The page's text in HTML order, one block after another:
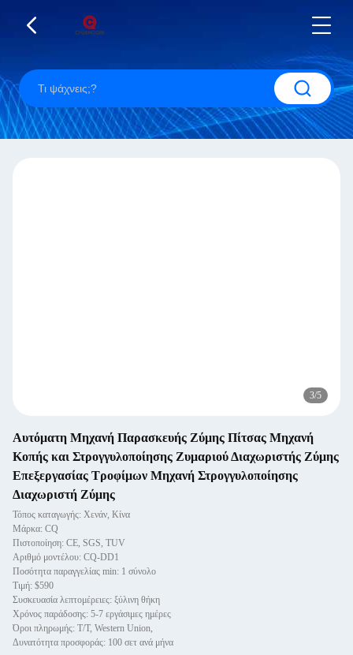
3/5
Αυτόματη Μηχανή Παρασκευής Ζύμης Πίτσας Μηχανή
Κοπής και Στρογγυλοποίησης Ζυμαριού Διαχωριστής Ζύμης
Επεξεργασίας Τροφίμων Μηχανή Στρογγυλοποίησης
Διαχωριστή Ζύμης
Τόπος καταγωγής: Χενάν, Κίνα
Μάρκα: CQ
Πιστοποίηση: CE, SGS, TUV
Αριθμό μοντέλου: CQ-DD1
Ποσότητα παραγγελίας min: 1 σύνολο
Τιμή: $590
Συσκευασία λεπτομέρειες: ξύλινη θήκη
Χρόνος παράδοσης: 5-7 εργάσιμες ημέρες
Όροι πληρωμής: T/T, Western Union,
Δυνατότητα προσφοράς: 100 σετ ανά μήνα